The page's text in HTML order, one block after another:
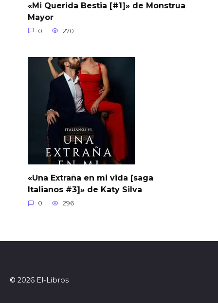
«Mi Querida Bestia [#1]» de Monstrua
Mayor
0 270
«Una Extraña en mi vida [saga
Italianos #3]» de Katy Silva
0 296
© 2026 El-Libros